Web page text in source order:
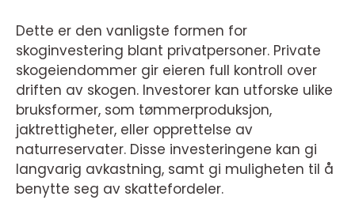
Dette er den vanligste formen for
skoginvestering blant privatpersoner. Private
skogeiendommer gir eieren full kontroll over
driften av skogen. Investorer kan utforske ulike
bruksformer, som tømmerproduksjon,
jaktrettigheter, eller opprettelse av
naturreservater. Disse investeringene kan gi
langvarig avkastning, samt gi muligheten til å
benytte seg av skattefordeler.